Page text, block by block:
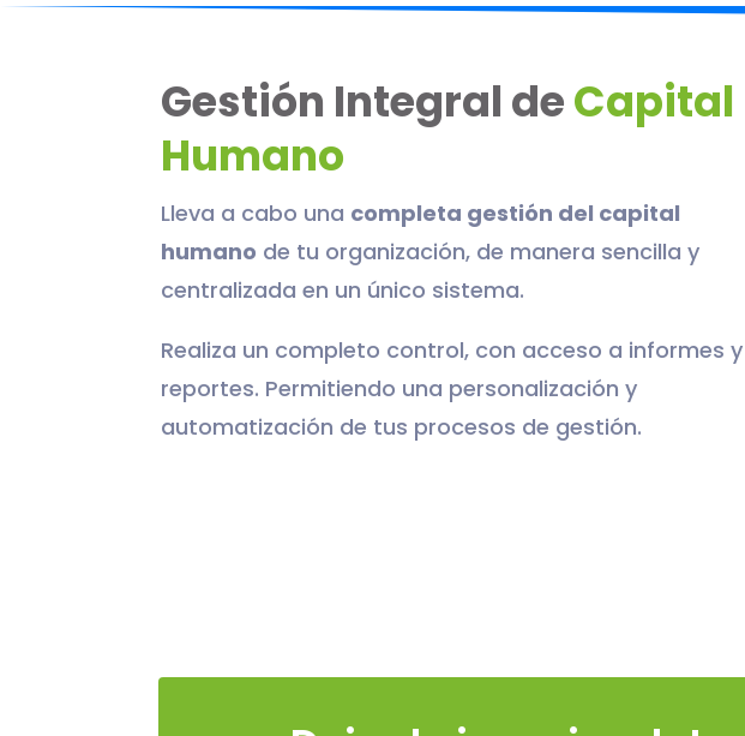
Gestión Integral deCapital
Humano
Lleva a cabo una completa gestión del capital
humano de tu organización, de manera sencilla y
centralizada en un único sistema.
Realiza un completo control, con acceso a informes y
reportes. Permitiendo una personalización y
automatización de tus procesos de gestión.